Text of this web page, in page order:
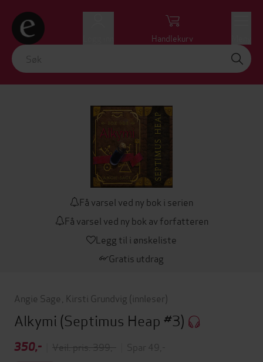
Handlekurv
Få varsel ved ny bok i serien
Få varsel ved ny bok av forfatteren
Legg til i ønskeliste
Gratis utdrag
Angie Sage Kirsti Grundvig (innleser)
Alkymi (Septimus Heap #3)
350,- Veil. pris: 399,- Spar 49,-